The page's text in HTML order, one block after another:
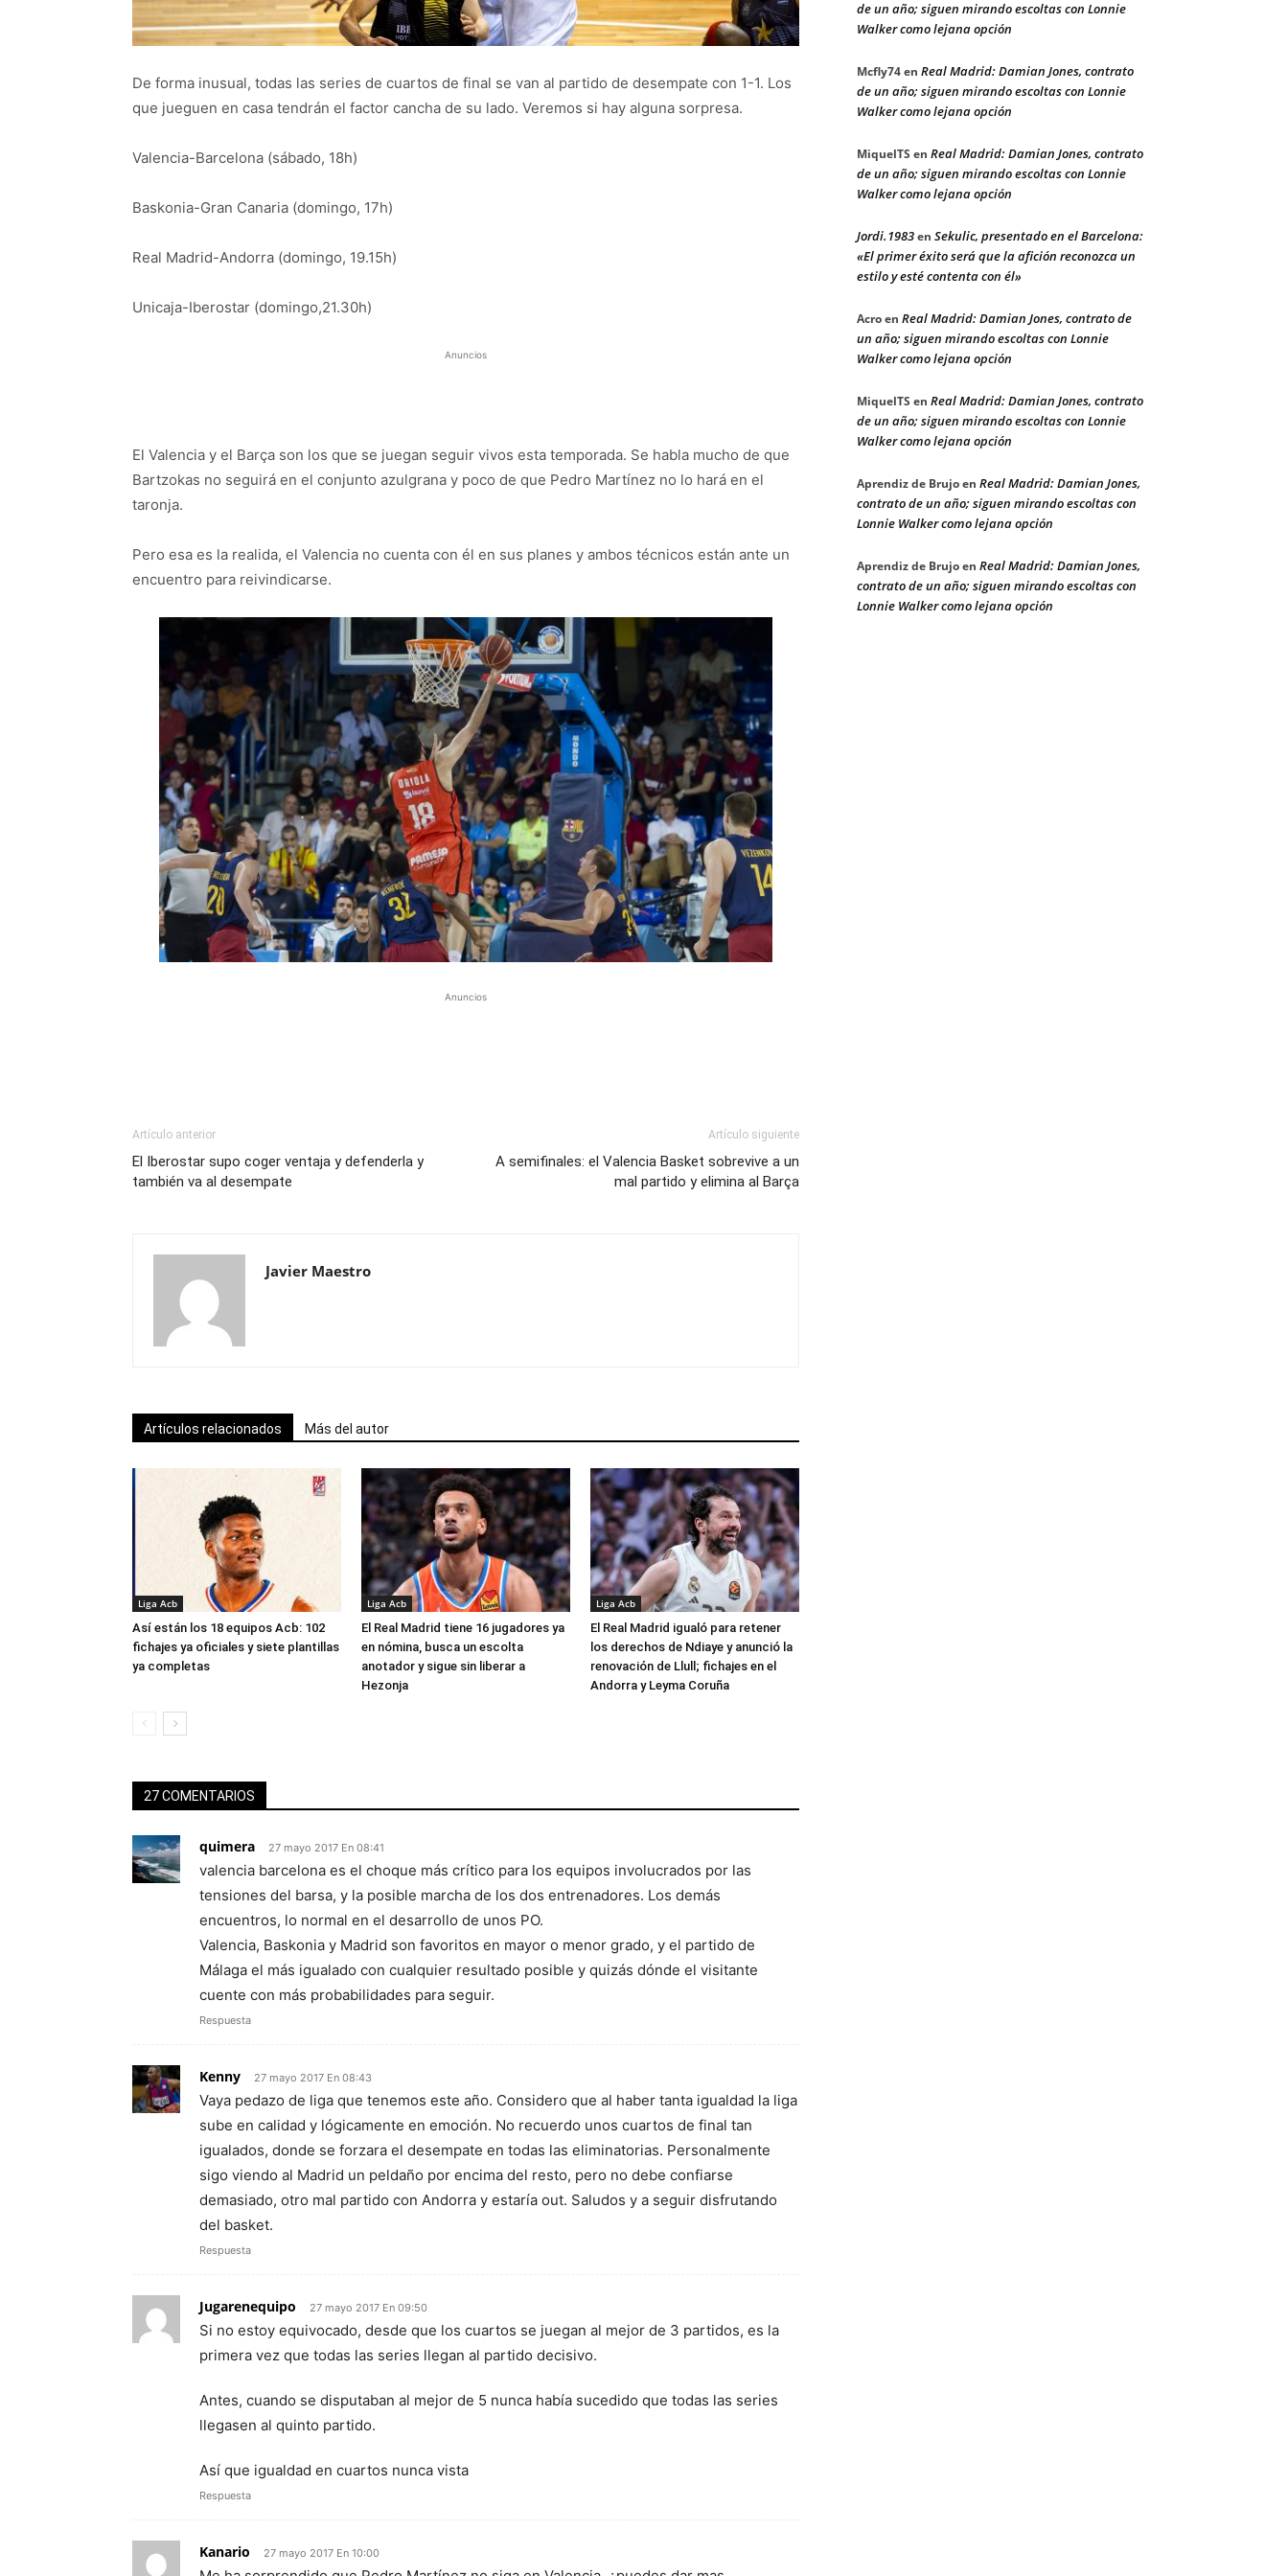
De forma inusual, todas las series de cuartos de final se van al partido de desempate con 1-1. Los
que jueguen en casa tendrán el factor cancha de su lado. Veremos si hay alguna sorpresa.
Valencia-Barcelona (sábado, 18h)
Baskonia-Gran Canaria (domingo, 17h)
Real Madrid-Andorra (domingo, 19.15h)
Unicaja-Iberostar (domingo,21.30h)
Anuncios
El Valencia y el Barça son los que se juegan seguir vivos esta temporada. Se habla mucho de que
Bartzokas no seguirá en el conjunto azulgrana y poco de que Pedro Martínez no lo hará en el
taronja.
Pero esa es la realida, el Valencia no cuenta con él en sus planes y ambos técnicos están ante un
encuentro para reivindicarse.
Anuncios
Artículo anterior
El Iberostar supo coger ventaja y defenderla y
también va al desempate
Artículo siguiente
A semifinales: el Valencia Basket sobrevive a un
mal partido y elimina al Barça
Javier Maestro
Artículos relacionados Más del autor
Liga Acb
Así están los 18 equipos Acb: 102
fichajes ya oficiales y siete plantillas
ya completas
Liga Acb
El Real Madrid tiene 16 jugadores ya
en nómina, busca un escolta
anotador y sigue sin liberar a
Hezonja
Liga Acb
El Real Madrid igualó para retener
los derechos de Ndiaye y anunció la
renovación de Llull; fichajes en el
Andorra y Leyma Coruña
27 COMENTARIOS
quimera 27 mayo 2017 En 08:41
valencia barcelona es el choque más crítico para los equipos involucrados por las
tensiones del barsa, y la posible marcha de los dos entrenadores. Los demás
encuentros, lo normal en el desarrollo de unos PO.
Valencia, Baskonia y Madrid son favoritos en mayor o menor grado, y el partido de
Málaga el más igualado con cualquier resultado posible y quizás dónde el visitante
cuente con más probabilidades para seguir.
Respuesta
Kenny 27 mayo 2017 En 08:43
Vaya pedazo de liga que tenemos este año. Considero que al haber tanta igualdad la liga
sube en calidad y lógicamente en emoción. No recuerdo unos cuartos de final tan
igualados, donde se forzara el desempate en todas las eliminatorias. Personalmente
sigo viendo al Madrid un peldaño por encima del resto, pero no debe confiarse
demasiado, otro mal partido con Andorra y estaría out. Saludos y a seguir disfrutando
del basket.
Respuesta
Jugarenequipo 27 mayo 2017 En 09:50
Si no estoy equivocado, desde que los cuartos se juegan al mejor de 3 partidos, es la
primera vez que todas las series llegan al partido decisivo.
Antes, cuando se disputaban al mejor de 5 nunca había sucedido que todas las series
llegasen al quinto partido.
Así que igualdad en cuartos nunca vista
Respuesta
Kanario 27 mayo 2017 En 10:00
de un año; siguen mirando escoltas con Lonnie
Walker como lejana opción
Mcfly74en Real Madrid: Damian Jones, contrato
de un año; siguen mirando escoltas con Lonnie
Walker como lejana opción
MiquelTS en Real Madrid: Damian Jones, contrato
de un año; siguen mirando escoltas con Lonnie
Walker como lejana opción
Jordi.1983en Sekulic, presentado en el Barcelona:
«El primer éxito será que la afición reconozca un
estilo y esté contenta con él»
Acroen Real Madrid: Damian Jones, contrato de
un año; siguen mirando escoltas con Lonnie
Walker como lejana opción
MiquelTS en Real Madrid: Damian Jones, contrato
de un año; siguen mirando escoltas con Lonnie
Walker como lejana opción
Aprendiz de Brujoen Real Madrid: Damian Jones,
contrato de un año; siguen mirando escoltas con
Lonnie Walker como lejana opción
Aprendiz de Brujoen Real Madrid: Damian Jones,
contrato de un año; siguen mirando escoltas con
Lonnie Walker como lejana opción